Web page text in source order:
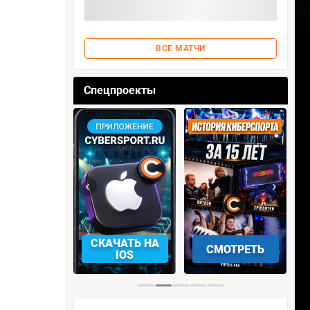
ВСЕ МАТЧИ
Спецпроекты
СКАЧАТЬ НА
IOS
СМОТРЕТЬ
‹ ›